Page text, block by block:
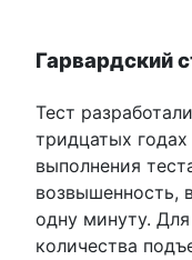
Гарвардский
Тест
тридцатых
выполнения
возвышенность,
одну минуту.
количества